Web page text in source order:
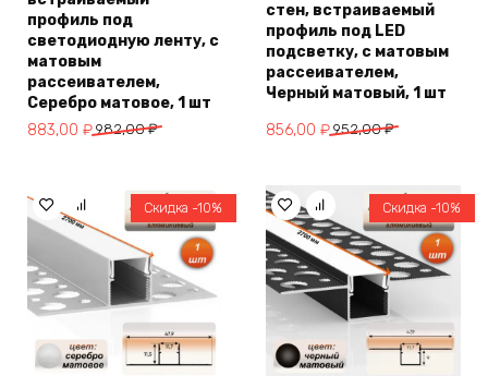
профиль под
светодиодную ленту, с
матовым
рассеивателем,
Серебро матовое, 1 шт
982,00₽
Первоначальная
982,00 ₽.
883,00 ₽
Текущая
стен, встраиваемый
профиль под LED
подсветку, с матовым
рассеивателем,
Черный матовый, 1 шт
952,00₽
Первоначальная
952,00 ₽.
856,00 ₽
Текущая
Скидка -10% Скидка -10%